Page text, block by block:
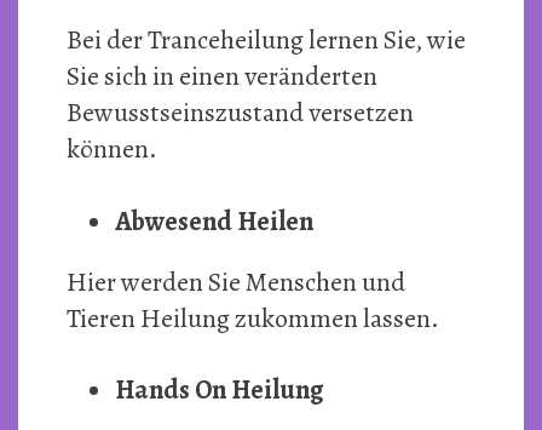
Bei der Tranceheilung lernen Sie, wie
Sie sich in einen veränderten
Bewusstseinszustand versetzen
können.
Abwesend Heilen
Hier werden Sie Menschen und
Tieren Heilung zukommen lassen.
Hands On Heilung